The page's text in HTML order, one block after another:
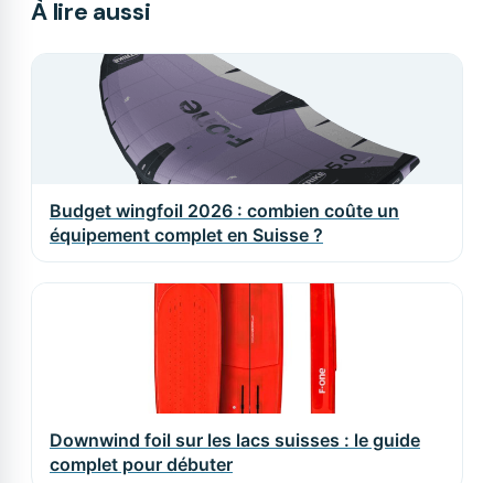
À lire aussi
Budget wingfoil 2026 : combien coûte un
équipement complet en Suisse ?
Downwind foil sur les lacs suisses : le guide
complet pour débuter